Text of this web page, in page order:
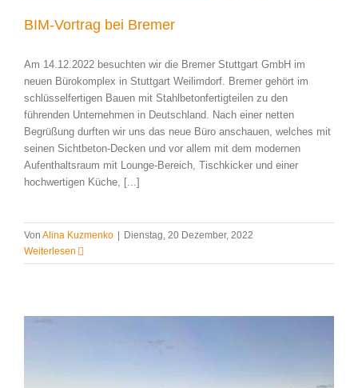
BIM-Vortrag bei Bremer
Am 14.12.2022 besuchten wir die Bremer Stuttgart GmbH im
neuen Bürokomplex in Stuttgart Weilimdorf. Bremer gehört im
schlüsselfertigen Bauen mit Stahlbetonfertigteilen zu den
führenden Unternehmen in Deutschland. Nach einer netten
Begrüßung durften wir uns das neue Büro anschauen, welches mit
seinen Sichtbeton-Decken und vor allem mit dem modernen
Aufenthaltsraum mit Lounge-Bereich, Tischkicker und einer
hochwertigen Küche, [...]
Von Alina Kuzmenko
Dienstag, 20 Dezember, 2022
Weiterlesen